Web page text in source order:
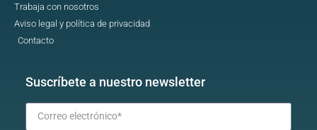
Trabaja con nosotros
Aviso legal y política de privacidad
Contacto
Suscríbete a nuestro newsletter